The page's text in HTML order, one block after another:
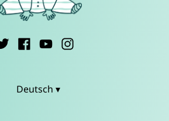
Deutsch ▾